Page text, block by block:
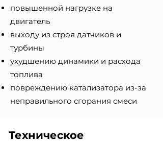
повышенной нагрузке на
двигатель
выходу из строя датчиков и
турбины
ухудшению динамики и расхода
топлива
повреждению катализатора из-за
неправильного сгорания смеси
Техническое